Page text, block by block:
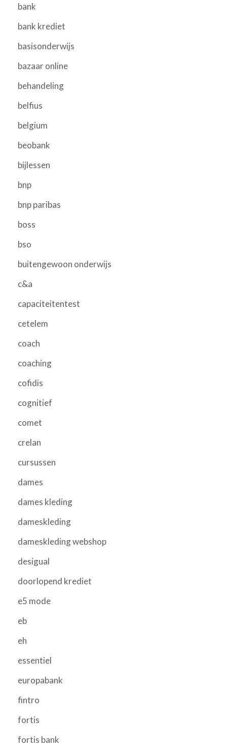
bank
bank krediet
basisonderwijs
bazaar online
behandeling
belfius
belgium
beobank
bijlessen
bnp
bnp paribas
boss
bso
buitengewoon onderwijs
c&a
capaciteitentest
cetelem
coach
coaching
cofidis
cognitief
comet
crelan
cursussen
dames
dames kleding
dameskleding
dameskleding webshop
desigual
doorlopend krediet
e5 mode
eb
eh
essentiel
europabank
fintro
fortis
fortis bank